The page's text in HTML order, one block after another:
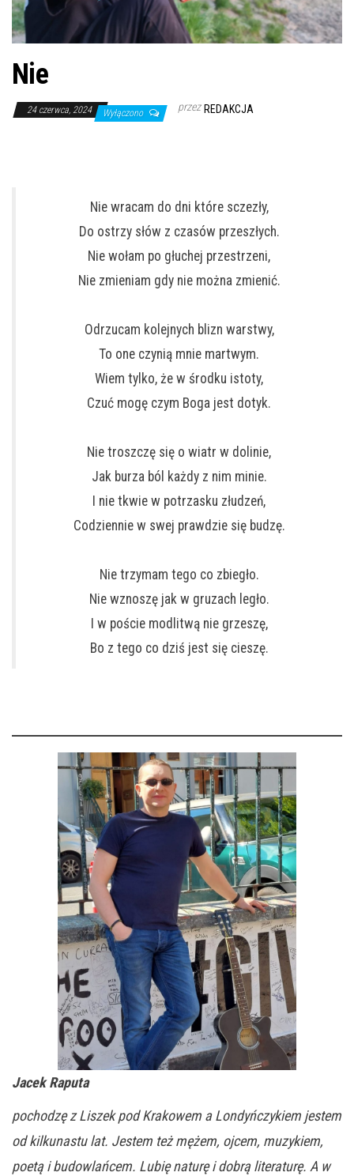
Nie
24 czerwca, 2024 Wyłączono przez REDAKCJA
Nie wracam do dni które sczezły,
Do ostrzy słów z czasów przeszłych.
Nie wołam po głuchej przestrzeni,
Nie zmieniam gdy nie można zmienić.
Odrzucam kolejnych blizn warstwy,
To one czynią mnie martwym.
Wiem tylko, że w środku istoty,
Czuć mogę czym Boga jest dotyk.
Nie troszczę się o wiatr w dolinie,
Jak burza ból każdy z nim minie.
I nie tkwie w potrzasku złudzeń,
Codziennie w swej prawdzie się budzę.
Nie trzymam tego co zbiegło.
Nie wznoszę jak w gruzach legło.
I w poście modlitwą nie grzeszę,
Bo z tego co dziś jest się cieszę.
Jacek Raputa
pochodzę z Liszek pod Krakowem a Londyńczykiem jestem
od kilkunastu lat. Jestem też mężem, ojcem, muzykiem,
poetą i budowlańcem. Lubię naturę i dobrą literaturę. A w